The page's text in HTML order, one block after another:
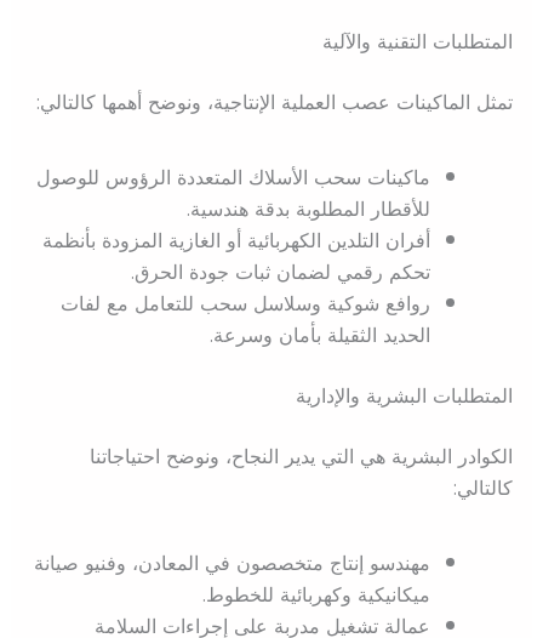
المتطلبات التقنية والآلية
تمثل الماكينات عصب العملية الإنتاجية، ونوضح أهمها كالتالي:
ماكينات سحب الأسلاك المتعددة الرؤوس للوصول
للأقطار المطلوبة بدقة هندسية.
أفران التلدين الكهربائية أو الغازية المزودة بأنظمة
تحكم رقمي لضمان ثبات جودة الحرق.
روافع شوكية وسلاسل سحب للتعامل مع لفات
الحديد الثقيلة بأمان وسرعة.
المتطلبات البشرية والإدارية
الكوادر البشرية هي التي يدير النجاح، ونوضح احتياجاتنا
كالتالي:
مهندسو إنتاج متخصصون في المعادن، وفنيو صيانة
ميكانيكية وكهربائية للخطوط.
عمالة تشغيل مدربة على إجراءات السلامة